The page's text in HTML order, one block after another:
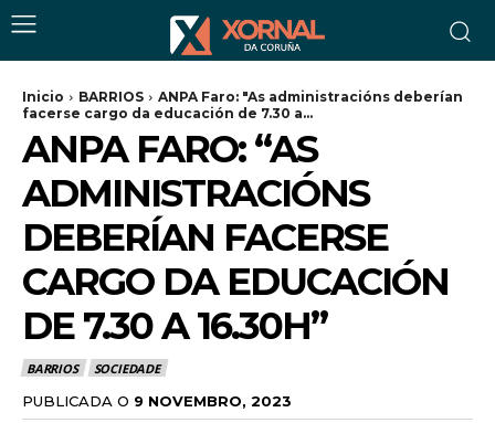
Inicio BARRIOS
ANPA Faro: "As administracións deberían
facerse cargo da educación de 7.30 a...
ANPA FARO: “AS
ADMINISTRACIÓNS
DEBERÍAN FACERSE
CARGO DA EDUCACIÓN
DE 7.30 A 16.30H”
BARRIOS SOCIEDADE
PUBLICADA O 9 NOVEMBRO, 2023